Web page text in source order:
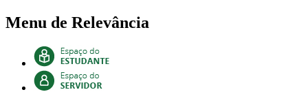
Menu de Relevância